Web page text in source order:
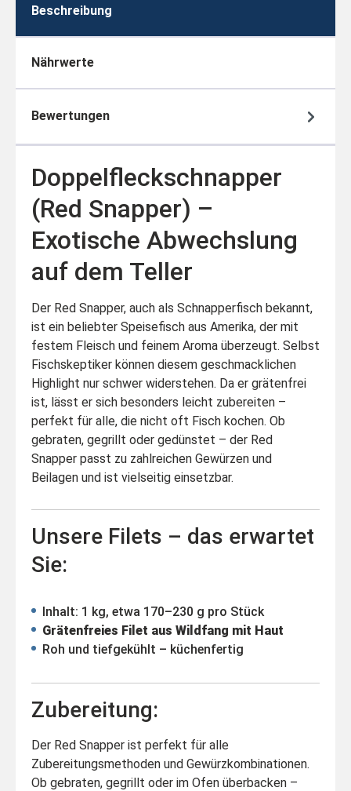
Beschreibung
Nährwerte
Bewertungen
Doppelfleckschnapper
(Red Snapper) –
Exotische Abwechslung
auf dem Teller
Der Red Snapper, auch als Schnapperfisch bekannt,
ist ein beliebter Speisefisch aus Amerika, der mit
festem Fleisch und feinem Aroma überzeugt. Selbst
Fischskeptiker können diesem geschmacklichen
Highlight nur schwer widerstehen. Da er grätenfrei
ist, lässt er sich besonders leicht zubereiten –
perfekt für alle, die nicht oft Fisch kochen. Ob
gebraten, gegrillt oder gedünstet – der Red
Snapper passt zu zahlreichen Gewürzen und
Beilagen und ist vielseitig einsetzbar.
Unsere Filets – das erwartet
Sie:
Inhalt: 1 kg, etwa 170–230 g pro Stück
Grätenfreies Filet aus Wildfang mit Haut
Roh und tiefgekühlt – küchenfertig
Zubereitung:
Der Red Snapper ist perfekt für alle
Zubereitungsmethoden und Gewürzkombinationen.
Ob gebraten, gegrillt oder im Ofen überbacken –